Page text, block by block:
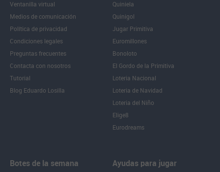
Ventanilla virtual
Medios de comunicación
Política de privacidad
Condiciones legales
Preguntas frecuentes
Contacta con nosotros
Tutorial
Blog Eduardo Losilla
Quiniela
Quinigol
Jugar Primitiva
Euromillones
Bonoloto
El Gordo de la Primitiva
Loteria Nacional
Loteria de Navidad
Loteria del Niño
Elige8
Eurodreams
Botes de la semana Ayudas para jugar